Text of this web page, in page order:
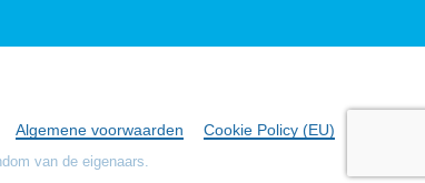
Algemene voorwaarden Cookie Policy (EU)
van de eigenaars.